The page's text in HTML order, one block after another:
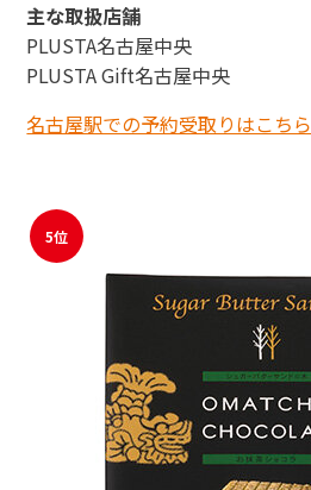
主な取扱店舗
PLUSTA名古屋中央
PLUSTA Gift名古屋中央
名古屋駅での予約受取りはこちら
5位